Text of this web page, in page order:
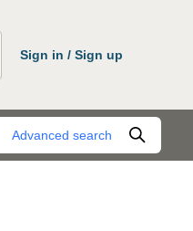
Sign in / Sign up
Advanced search